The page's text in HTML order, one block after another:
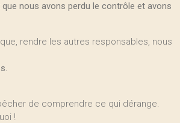
nous avons perdu le contrôle et avons
rendre les autres responsables, nous
de comprendre ce qui dérange.
!